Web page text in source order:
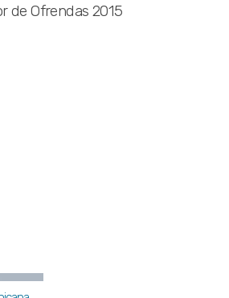
de Ofrendas 2015